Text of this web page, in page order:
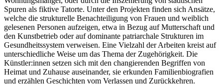
Spuren als fiktive Tatorte. Unter den Projekten finden sich Ansätze,
welche die strukturelle Benachteiligung von Frauen und weiblich
gelesenen Personen aufzeigen, etwa in Bezug auf Mutterschaft und
den Kunstbetrieb oder auf dominante patriarchale Strukturen im
Gesundheitssystem verweisen. Eine Vielzahl der Arbeiten kreist auf
unterschiedliche Weise um das Thema der Zugehörigkeit. Die
Künstler:innen setzen sich mit den changierenden Begriffen von
Heimat und Zuhause auseinander, sie erkunden Familienbiografien
und erzählen Geschichten vom Verlassen und Zurückkehren.